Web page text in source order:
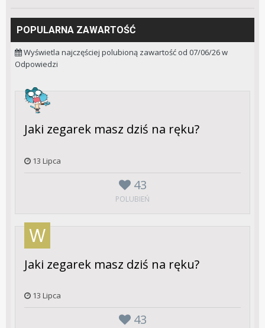
POPULARNA ZAWARTOŚĆ
Wyświetla najczęściej polubioną zawartość od 07/06/26 w
Odpowiedzi
43
POLUBIEŃ
Jaki zegarek masz dziś na ręku?
13 Lipca
43
Jaki zegarek masz dziś na ręku?
13 Lipca